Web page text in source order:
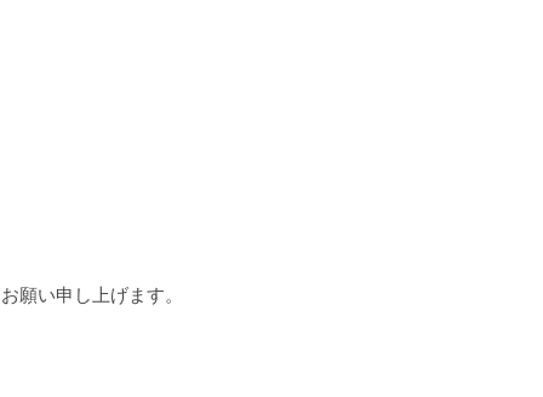
願い申し上げます。